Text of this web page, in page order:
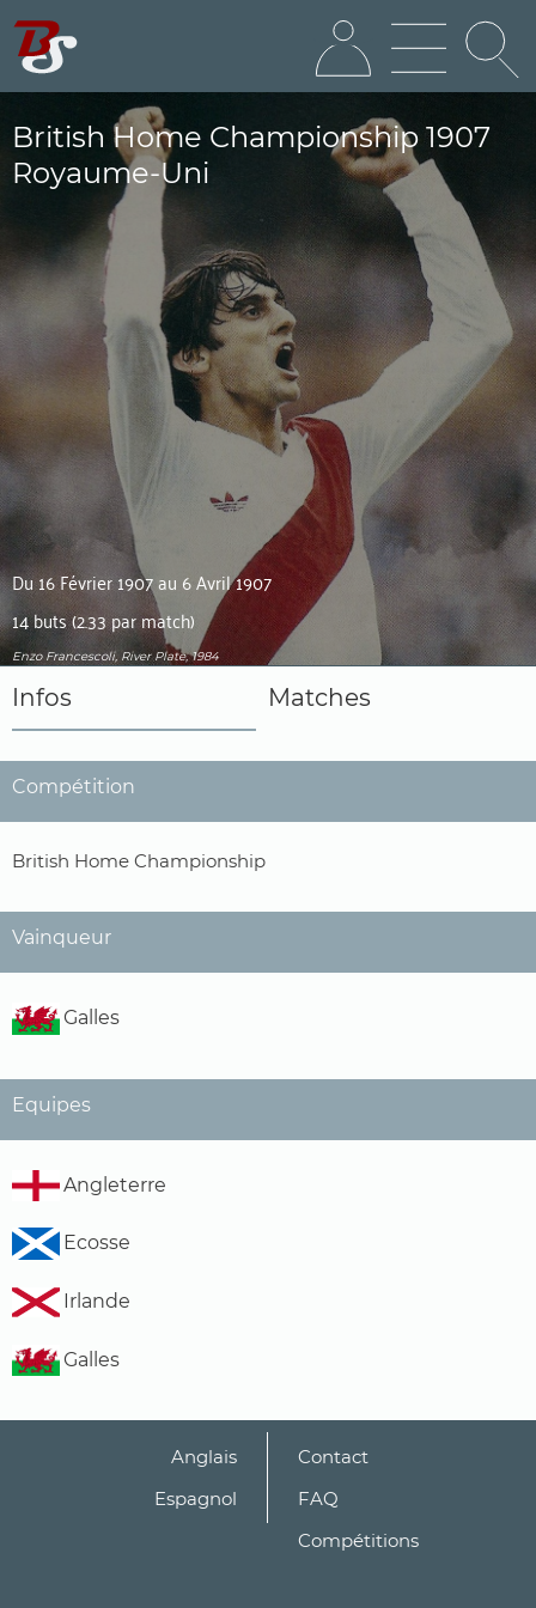
British Home Championship 1907
Royaume-Uni
Du 16 Février 1907 au 6 Avril 1907
14 buts (2.33 par match)
Enzo Francescoli, River Plate, 1984
Infos Matches
Compétition
British Home Championship
Vainqueur
Galles
Equipes
Angleterre
Ecosse
Irlande
Galles
Anglais
Espagnol
Contact
FAQ
Compétitions